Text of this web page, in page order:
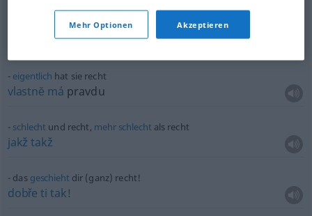
recht (nicht)
spíše (ne),zrovna(ne)
eigentlich hat sie recht
vlastnĕ má pravdu
schlecht und recht, mehr schlecht als recht
jakž takž
das geschieht dir (ganz) recht!
dobře ti tak!
Mehr Optionen Akzeptieren